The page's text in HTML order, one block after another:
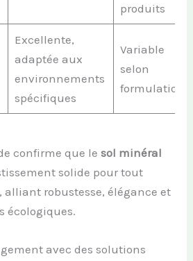
produits
Excellente,
adaptée aux
environnements
spécifiques
Variable
selon
formulations
confirme que lesol minéral
solide pour tout
robustesse, élégance et
écologiques.
avec des solutions